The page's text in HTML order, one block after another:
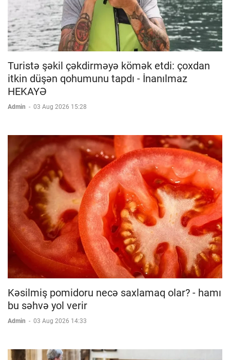
Turistə şəkil çəkdirməyə kömək etdi: çoxdan
itkin düşən qohumunu tapdı - İnanılmaz
HEKAYƏ
Admin - 03 Aug 2026 15:28
Kəsilmiş pomidoru necə saxlamaq olar? - hamı
bu səhvə yol verir
Admin - 03 Aug 2026 14:33